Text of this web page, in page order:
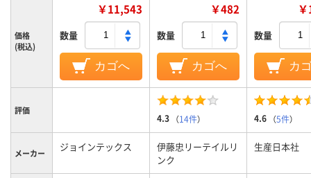
価格
(税込)
￥11,543
数量
カゴへ
￥482
数量
カゴへ
数量
カ
評価
4.3 （14件） 4.6 （5件）
メーカー ジョインテックス
伊藤忠リーテイルリ
ンク
生産日本社